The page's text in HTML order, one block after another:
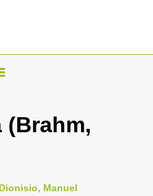
Manuel